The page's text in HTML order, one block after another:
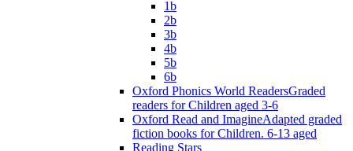
1b
2b
3b
4b
5b
6b
Oxford Phonics World ReadersGraded
readers for Children aged 3-6
Oxford Read and ImagineAdapted graded
fiction books for Children. 6-13 aged
Reading Stars